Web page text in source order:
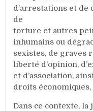
d’arrestations et de
de
torture et autres
inhumains ou
sexistes, de graves
liberté d’opinion,
et d’association,
droits
Dans ce contexte,